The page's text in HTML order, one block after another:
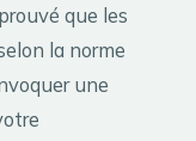
que les
la norme
une